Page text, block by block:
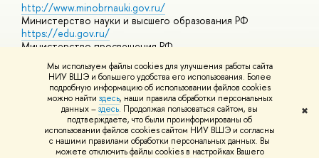
Мы используем файлы cookies для улучшения работы сайта
НИУ ВШЭ и большего удобства его использования. Более
подробную информацию об использовании файлов cookies
можно найти здесь, наши правила обработки персональных
данных –здесь. Продолжая пользоваться сайтом, вы
подтверждаете, что были проинформированы об
использовании файлов cookies сайтом НИУ ВШЭ и согласны
с нашими правилами обработки персональных данных. Вы
можете отключить файлы cookies в настройках Вашего
✖
http://www.minobrnauki.gov.ru/
Министерство науки и высшего образования РФ
https://edu.gov.ru/
Министерство просвещения РФ
https://elearning.hse.ru/mooc
Массовые открытые онлайн-курсы
© НИУ ВШЭ 1993–2026 Адреса и контактыУсловия
использования материалов Политика конфиденциальности
Шрифты HSE Sans и HSE Slab разработаны вШколе дизайна НИУ